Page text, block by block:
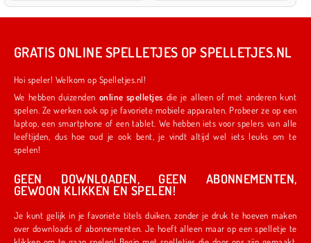
GRATIS ONLINE SPELLETJES OP SPELLETJES.NL
Hoi speler! Welkom op Spelletjes.nl!
We hebben duizenden online spelletjes die je alleen of met anderen kunt
spelen. Ze werken ook op je favoriete mobiele apparaten. Probeer ze op een
laptop, een smartphone of een tablet. We hebben iets voor spelers van alle
leeftijden, dus hoe oud je ook bent, je vindt altijd wel iets leuks om te
spelen!
GEEN DOWNLOADEN, GEEN ABONNEMENTEN,
GEWOON KLIKKEN EN SPELEN!
Je kunt gelijk in je favoriete titels duiken, zonder je druk te hoeven maken
over downloads of abonnementen. Je hoeft alleen maar op een spelletje te